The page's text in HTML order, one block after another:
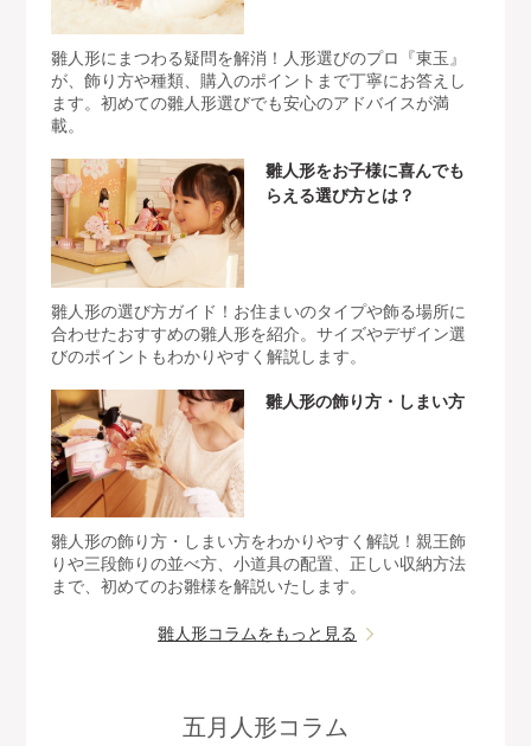
雛人形にまつわる疑問を解消！人形選びのプロ『東玉』
が、飾り方や種類、購入のポイントまで丁寧にお答えし
ます。初めての雛人形選びでも安心のアドバイスが満
載。
雛人形をお子様に喜んでも
らえる選び方とは？
雛人形の選び方ガイド！お住まいのタイプや飾る場所に
合わせたおすすめの雛人形を紹介。サイズやデザイン選
びのポイントもわかりやすく解説します。
雛人形の飾り方・しまい方
雛人形の飾り方・しまい方をわかりやすく解説！親王飾
りや三段飾りの並べ方、小道具の配置、正しい収納方法
まで、初めてのお雛様を解説いたします。
雛人形コラムをもっと見る
五月人形コラム